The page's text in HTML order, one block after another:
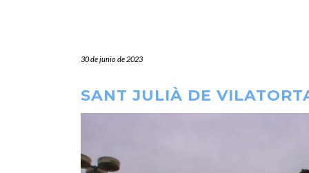
30 de junio de 2023
SANT JULIÀ DE